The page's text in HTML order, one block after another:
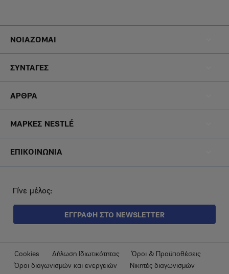
ΝΟΙΑΖΟΜΑΙ
ΣΥΝΤΑΓΕΣ
ΑΡΘΡΑ
ΜΑΡΚΕΣ NESTLÉ
ΕΠΙΚΟΙΝΩΝΙΑ
Γίνε μέλος:
ΕΓΓΡΑΦΗ ΣΤΟ NEWSLETTER
Footer
Cookies Δήλωση Ιδιωτικότητας
Όροι & Προϋποθέσεις
Όροι διαγωνισμών και ενεργειών
Νικητές διαγωνισμών